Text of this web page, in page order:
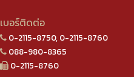
เบอร์ติดต่อ
0-2115-8750, 0-2115-8760
088-980-8365
0-2115-8760